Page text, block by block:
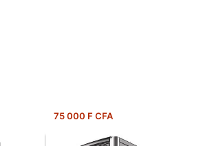
75 000 F CFA